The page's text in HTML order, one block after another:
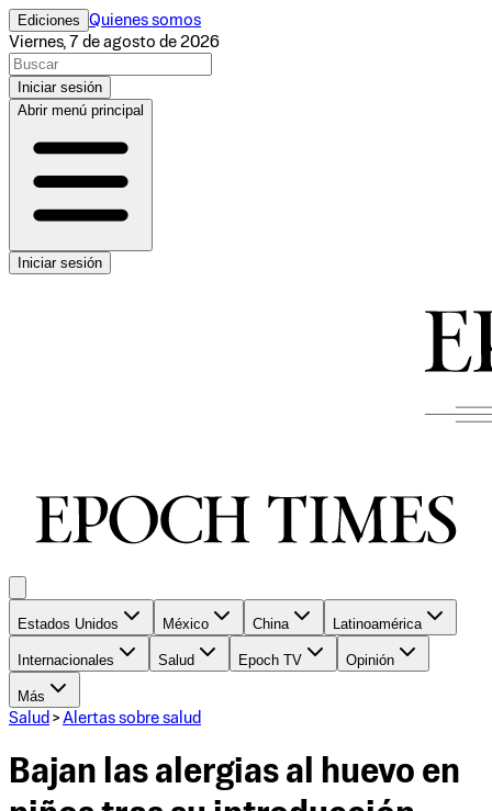
Ediciones Quienes somos
Viernes, 7 de agosto de 2026
Iniciar sesión
Abrir menú principal
Iniciar sesión
Estados Unidos México China Latinoamérica
Internacionales Salud Epoch TV Opinión
Más
Salud > Alertas sobre salud
Bajan las alergias al huevo en